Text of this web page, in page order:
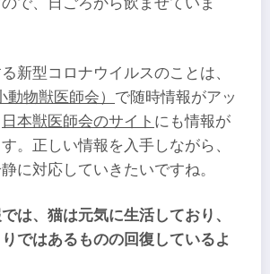
新型コロナウイルスのことは、
動物獣医師会） で随時情報がアッ
日本獣医師会のサイト にも情報が
。正しい情報を入手しながら、
に対応していきたいですね。
は、猫は元気に生活しており、
ではあるものの回復しているよ